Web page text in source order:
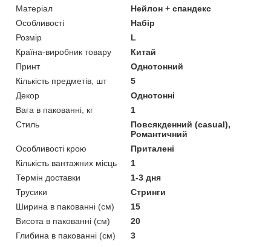
Матеріал
Нейлон + спандекс
Особливості
Набір
Розмір
L
Країна-виробник товару
Китай
Принт
Однотонний
Кількість предметів, шт
5
Декор
Однотонні
Вага в пакованні, кг
1
Стиль
Повсякденний (casual),
Романтичний
Особливості крою
Приталені
Кількість вантажних місць
1
Термін доставки
1-3 дня
Трусики
Стринги
Ширина в пакованні (см)
15
Висота в пакованні (см)
20
Глибина в пакованні (см)
3